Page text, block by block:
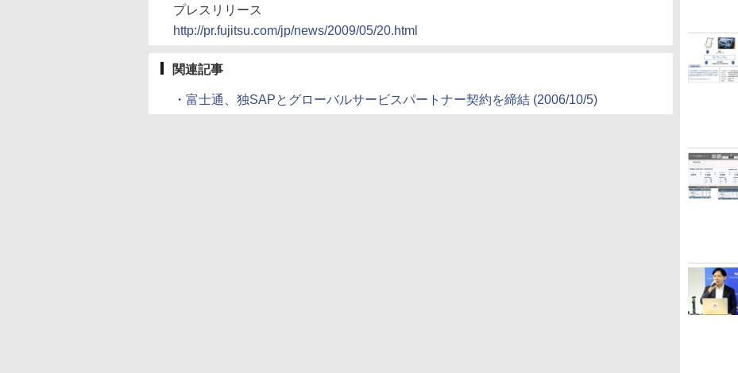
プレスリリース
http://pr.fujitsu.com/jp/news/2009/05/20.html
関連記事
・ 富士通、独SAPとグローバルサービスパートナー契約を締結 (2006/10/5)